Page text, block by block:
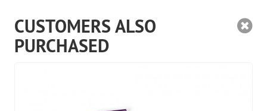
CUSTOMERS ALSO
PURCHASED